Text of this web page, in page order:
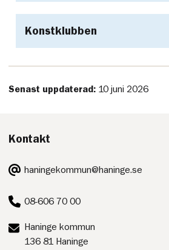
Konstklubben
Senast uppdaterad: 10 juni 2026
Kontakt
E-
post:
haningekommun@haninge.se
Telefon:
08-606 70 00
Postadress:
Haninge kommun
136 81 Haninge